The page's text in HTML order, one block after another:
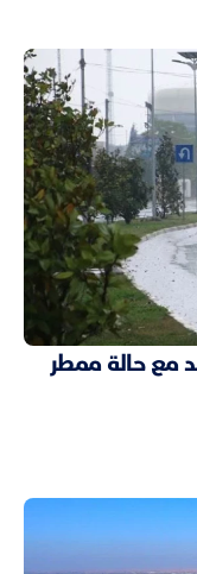
مع حالة ممطر